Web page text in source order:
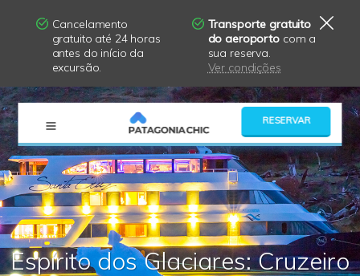
Cancelamento
gratuito até 24 horas
antes do início da
excursão.
Transporte gratuito
do aeroportocom a
sua reserva.
Ver condições
RESERVAR
×
Espírito dos Glaciares: Cruzeiro